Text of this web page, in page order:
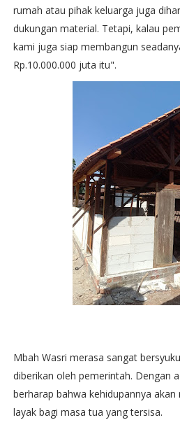
rumah atau pihak keluarga juga
dukungan material. Tetapi, kalau
kami juga siap membangun
Rp.10.000.000 juta itu".
Mbah Wasri merasa sangat
diberikan oleh pemerintah. Dengan
berharap bahwa kehidupannya
layak bagi masa tua yang tersisa.